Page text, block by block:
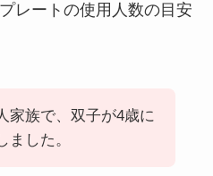
レートの使用人数の目安
家族で、双子が4歳に
ました。